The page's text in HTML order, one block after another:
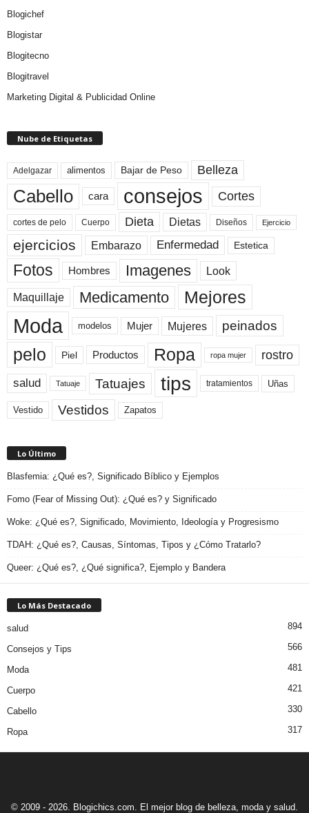
Blogichef
Blogistar
Blogitecno
Blogitravel
Marketing Digital & Publicidad Online
Nube de Etiquetas
Adelgazar alimentos Bajar de Peso Belleza
Cabello cara consejos Cortes
cortes de pelo Cuerpo Dieta Dietas Diseños Ejercicio
ejercicios Embarazo Enfermedad Estetica
Fotos Hombres Imagenes Look
Maquillaje Medicamento Mejores
Moda modelos Mujer Mujeres peinados
pelo Piel Productos Ropa ropa mujer rostro
salud Tatuaje Tatuajes tips tratamientos Uñas
Vestido Vestidos Zapatos
Lo Último
Blasfemia: ¿Qué es?, Significado Bíblico y Ejemplos
Fomo (Fear of Missing Out): ¿Qué es? y Significado
Woke: ¿Qué es?, Significado, Movimiento, Ideología y Progresismo
TDAH: ¿Qué es?, Causas, Síntomas, Tipos y ¿Cómo Tratarlo?
Queer: ¿Qué es?, ¿Qué significa?, Ejemplo y Bandera
Lo Más Destacado
salud 894
Consejos y Tips 566
Moda 481
Cuerpo 421
Cabello 330
Ropa 317
© 2009 - 2026. Blogichics.com. El mejor blog de belleza, moda y salud.